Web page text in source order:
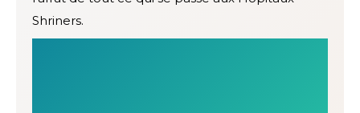
Shriners.